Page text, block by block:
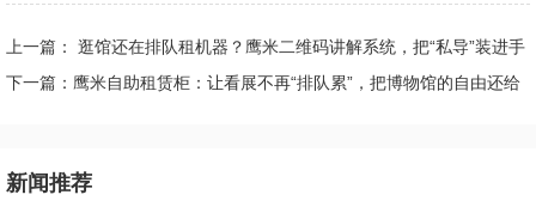
上一篇：​ 逛馆还在排队租机器？鹰米二维码讲解系统，把“私导”装进手
机里
下一篇：鹰米自助租赁柜：让看展不再“排队累”，把博物馆的自由还给
新闻推荐